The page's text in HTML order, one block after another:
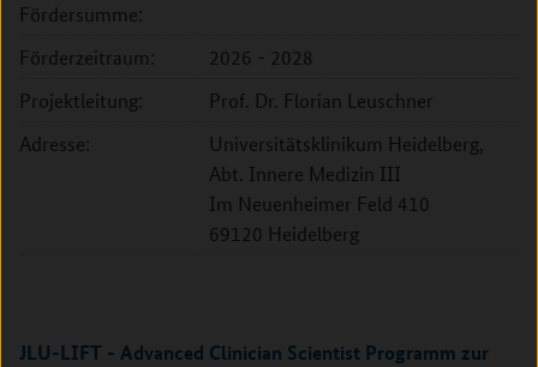
Fördersumme:
Förderzeitraum:
2026 - 2028
Projektleitung:
Prof. Dr. Florian Leuschner
Adresse:
Universitätsklinikum Heidelberg,
Abt. Innere Medizin III
Im Neuenheimer Feld 410
69120 Heidelberg
JLU-LIFT - Advanced Clinician Scientist Programm zur